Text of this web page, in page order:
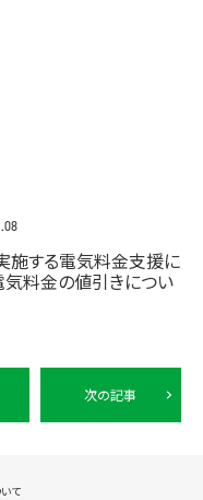
施する電気料金支援に
気料金の値引きについ
次の記事
て